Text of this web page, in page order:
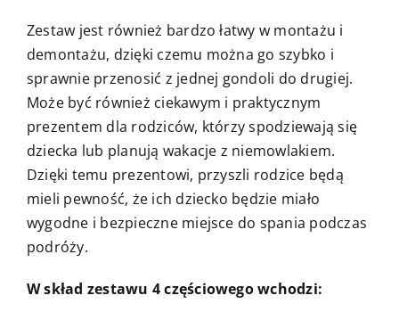
Zestaw jest również bardzo łatwy w montażu i
demontażu, dzięki czemu można go szybko i
sprawnie przenosić z jednej gondoli do drugiej.
Może być również ciekawym i praktycznym
prezentem dla rodziców, którzy spodziewają się
dziecka lub planują wakacje z niemowlakiem.
Dzięki temu prezentowi, przyszli rodzice będą
mieli pewność, że ich dziecko będzie miało
wygodne i bezpieczne miejsce do spania podczas
podróży.
W skład zestawu 4 częściowego wchodzi: